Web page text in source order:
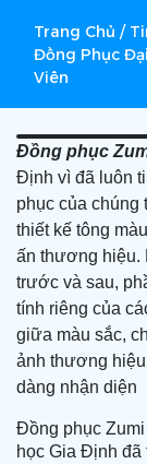
Trang Chủ /
Đồng Phục
Viên
Đồng phục
Định vì đã luôn
phục của chúng
thiết kế tông
ấn thương hiệu.
trước và sau,
tính riêng của
giữa màu sắc,
ảnh thương
dàng nhận diện
Đồng phục
học Gia Định